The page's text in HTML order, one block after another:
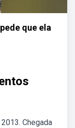
que ela
Chegada